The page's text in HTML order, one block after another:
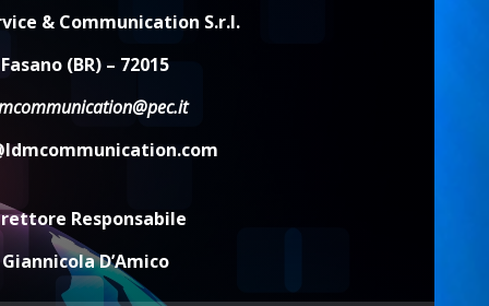
& Communication S.r.l.
Fasano (BR) – 72015
Responsabile
Giannicola D’Amico